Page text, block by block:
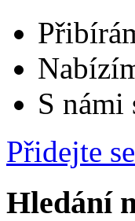
S
Přidejte
Hledání